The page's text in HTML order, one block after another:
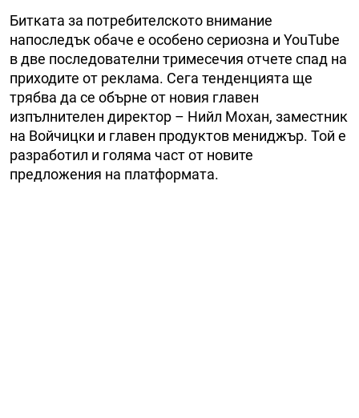
Битката за потребителското внимание
напоследък обаче е особено сериозна и YouTube
в две последователни тримесечия отчете спад на
приходите от реклама. Сега тенденцията ще
трябва да се обърне от новия главен
изпълнителен директор – Нийл Мохан, заместник
на Войчицки и главен продуктов мениджър. Той е
разработил и голяма част от новите
предложения на платформата.